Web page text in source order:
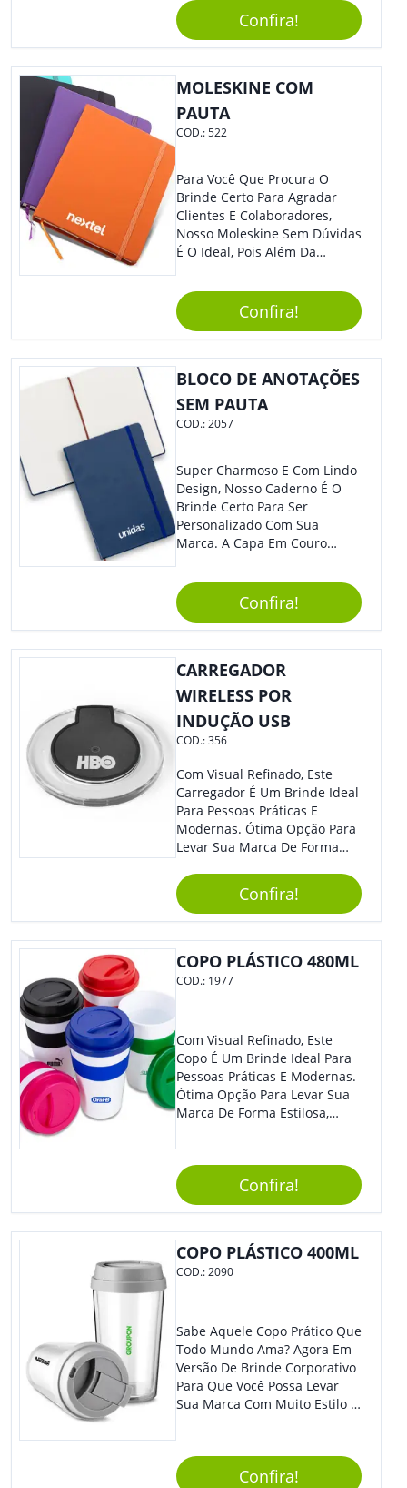
Reuniões Corporativas Ou Até
Mesmo Para Presentear
Colaboradores E Parceiros De
Sua Empresa.
Confira!
MOLESKINE COM
PAUTA
COD.:522
Para Você Que Procura O
Brinde Certo Para Agradar
Clientes E Colaboradores,
Nosso Moleskine Sem Dúvidas
É O Ideal, Pois Além Da
Utilizado Em Diversos
Momentos Do Dia.
Personalize-O Com Sua Marca
E Tenha Ainda Mais Destaque
Em Feiras De Exposições E
Eventos Corporativos.
Confira!
BLOCO DE ANOTAÇÕES
SEM PAUTA
COD.:2057
Super Charmoso E Com Lindo
Design, Nosso Caderno É O
Brinde Certo Para Ser
Personalizado Com Sua
Marca. A Capa Em Couro
Elástico Permite Maior
Segurança Ao Carregá-Lo.
Ofereça A Seus Clientes E
Colaboradores, Sem Dúvidas
Eles Irão Adorar.
Confira!
CARREGADOR
WIRELESS POR
INDUÇÃO USB
COD.:356
Com Visual Refinado, Este
Carregador É Um Brinde Ideal
Para Pessoas Práticas E
Modernas. Ótima Opção Para
Levar Sua Marca De Forma
Sua Empresa Em Eventos,
Reuniões Corporativas Ou Até
Mesmo Para Presentear
Colaboradores E Parceiros De
Sua Empresa.
Confira!
COPO PLÁSTICO 480ML
COD.: 1977
Com Visual Refinado, Este
Copo É Um Brinde Ideal Para
Pessoas Práticas E Modernas.
Ótima Opção Para Levar Sua
Marca De Forma Estilosa,
Reuniões Corporativas Ou Até
Mesmo Para Presentear
Colaboradores.
Confira!
COPO PLÁSTICO 400ML
COD.:2090
Sabe Aquele Copo Prático Que
Todo Mundo Ama? Agora Em
Versão De Brinde Corporativo
Para Que Você Possa Levar
Sua Marca Com Muito Estilo E
De Exposição.
Confira!